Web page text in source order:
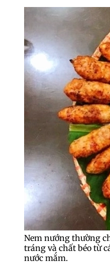
Nem nướng thường
tráng và chất béo từ
nước mắm.